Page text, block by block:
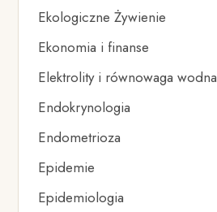
Ekologiczne Żywienie
Ekonomia i finanse
Elektrolity i równowaga wodna
Endokrynologia
Endometrioza
Epidemie
Epidemiologia